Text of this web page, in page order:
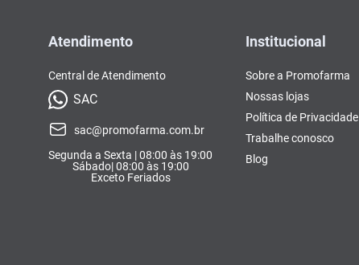
Atendimento
Central de Atendimento
SAC
sac@promofarma.com.br
Segunda a Sexta | 08:00 às 19:00
Sábado| 08:00 às 19:00
Exceto Feriados
Institucional
Sobre a Promofarma
Nossas lojas
Política de Privacidade
Trabalhe conosco
Blog